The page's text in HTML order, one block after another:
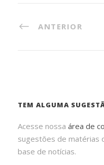
ANTERIOR
TEM ALGUMA
Acesse nossa área de
sugestões de matérias
base de notícias.